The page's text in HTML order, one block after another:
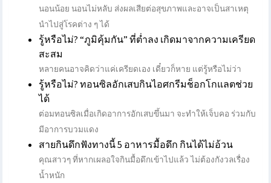
นอนน้อย นอนไม่หลับ ส่งผลเสียต่อสุขภาพและอาจเป็นสาเหตุ
นำไปสู่โรคต่าง ๆ ได้
รู้หรือไม่? “ภูมิคุ้มกัน” ที่ต่ำลง เกิดมาจากความเครียด
สะสม
หลายคนอาจคิดว่าแค่เครียดเอง เดี๋ยวก็หาย แต่รู้หรือไม่ว่า
รู้หรือไม่? ทอนซิลอักเสบกินไอศกรีมช็อกโกแลตช่วย
ได้
ต่อมทอนซิลเมื่อเกิดอาการอักเสบขึ้นมา จะทำให้เจ็บคอ ร่วมกับ
มีอาการบวมแดง
สายกินดึกฟังทางนี้ 5 อาหารมื้อดึก กินได้ไม่อ้วน
คุณสาวๆ ที่หากเผลอใจกินมื้อดึกเข้าไปแล้ว ไม่ต้องกังวลเรื่อง
น้ำหนัก